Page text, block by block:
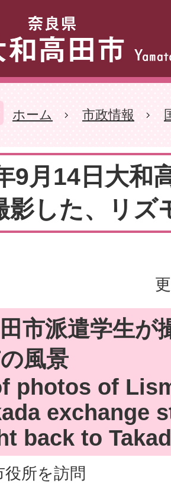
ホーム 市政情報
9月14日大和
影した、リズ
市派遣学生が
風景
photos of
exchange
back to
役所を訪問